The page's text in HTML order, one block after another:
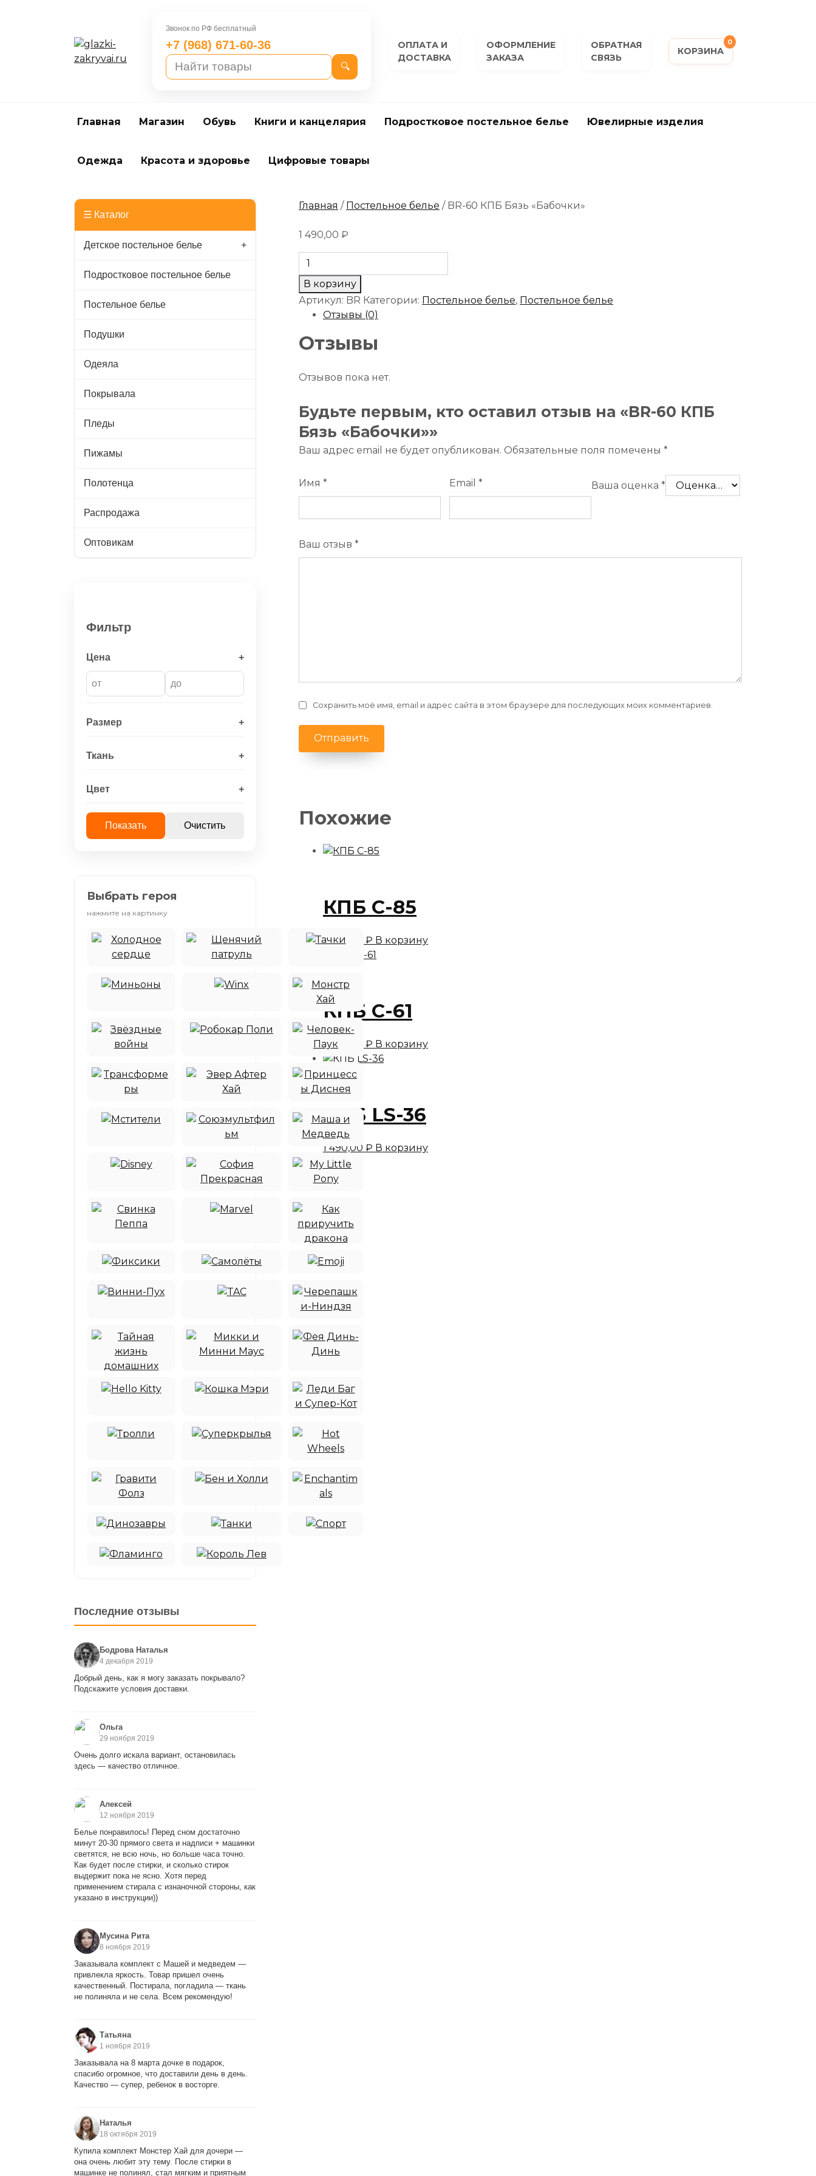
Звонок по РФ бесплатный
+7 (968) 671-60-36
🔍
ОПЛАТА И
ДОСТАВКА
ОФОРМЛЕНИЕ
ЗАКАЗА
ОБРАТНАЯ
СВЯЗЬ
КОРЗИНА
0
Главная Магазин Обувь Книги и канцелярия Подростковое постельное белье Ювелирные изделия
Одежда Красота и здоровье Цифровые товары
Главная / Постельное белье / BR-60 КПБ Бязь «Бабочки»
1 490,00 ₽
Количество
товара
BR-
60
КПБ
"Бабочки"
В корзину
Артикул: BR Категории: Постельное белье, Постельное белье
Отзывы (0)
Отзывы
Отзывов пока нет.
Будьте первым, кто оставил отзыв на «BR-60 КПБ
Бязь «Бабочки»»
Ваш адрес email не будет опубликован. Обязательные поля помечены *
Имя * Email* Ваша оценка *
Ваш отзыв *
Сохранить моё имя, email и адрес сайта в этом браузере для последующих моих комментариев.
Похожие
КПБ C-85
1 490,00 ₽ В корзину
КПБ C-61
1 490,00 ₽ В корзину
КПБ LS-36
1 490,00 ₽ В корзину
☰ Каталог
Детское постельное белье +
Подростковое постельное белье
Постельное белье
Подушки
Одеяла
Покрывала
Пледы
Пижамы
Полотенца
Распродажа
Оптовикам
Фильтр
Цена +
Размер +
Ткань +
Цвет +
Показать Очистить
Выбрать героя
нажмите на картинку
Последние отзывы
Бодрова Наталья
4 декабря 2019
Добрый день, как я могу заказать покрывало?
Подскажите условия доставки.
Ольга
29 ноября 2019
Очень долго искала вариант, остановилась
здесь — качество отличное.
Алексей
12 ноября 2019
Белье понравилось! Перед сном достаточно
минут 20-30 прямого света и надписи + машинки
светятся, не всю ночь, но больше часа точно.
Как будет после стирки, и сколько стирок
выдержит пока не ясно. Хотя перед
применением стирала с изнаночной стороны, как
указано в инструкции))
Мусина Рита
8 ноября 2019
Заказывала комплект с Машей и медведем —
привлекла яркость. Товар пришел очень
качественный. Постирала, погладила — ткань
не полиняла и не села. Всем рекомендую!
Татьяна
1 ноября 2019
Заказывала на 8 марта дочке в подарок,
спасибо огромное, что доставили день в день.
Качество — супер, ребенок в восторге.
Наталья
18 октября 2019
Купила комплект Монстер Хай для дочери —
она очень любит эту тему. После стирки в
машинке не полинял, стал мягким и приятным